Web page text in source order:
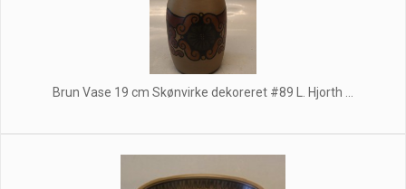
Brun Vase 19 cm Skønvirke dekoreret #89 L. Hjorth ...